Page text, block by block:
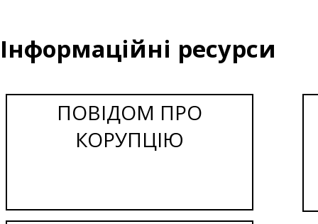
Інформаційні ресурси
ПОВІДОМ ПРО
КОРУПЦІЮ